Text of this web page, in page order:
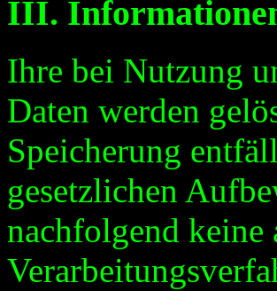
III.
Ihre bei Nutzung
Daten werden
Speicherung
gesetzlichen
nachfolgend keine